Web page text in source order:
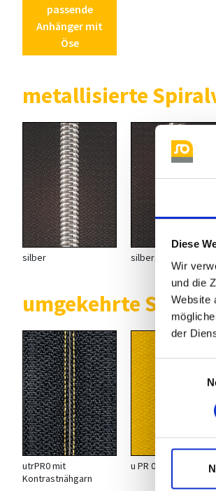
Diese
Wir
und die
Website
der
passende
Anhänger mit
Öse
metallisierte
silber silbergrau
umgekehrte Spirale
utrPR0 mit
Kontrastnähgarn
u PR 0